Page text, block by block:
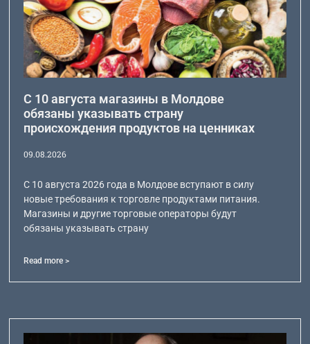
С 10 августа магазины в Молдове
обязаны указывать страну
происхождения продуктов на ценниках
09.08.2026
С 10 августа 2026 года в Молдове вступают в силу
новые требования к торговле продуктами питания.
Магазины и другие торговые операторы будут
обязаны указывать страну
Read more >